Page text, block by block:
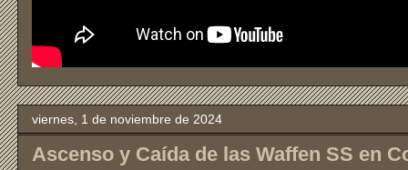
viernes, 1 de noviembre de 2024
Ascenso y Caída de las Waffen SS en